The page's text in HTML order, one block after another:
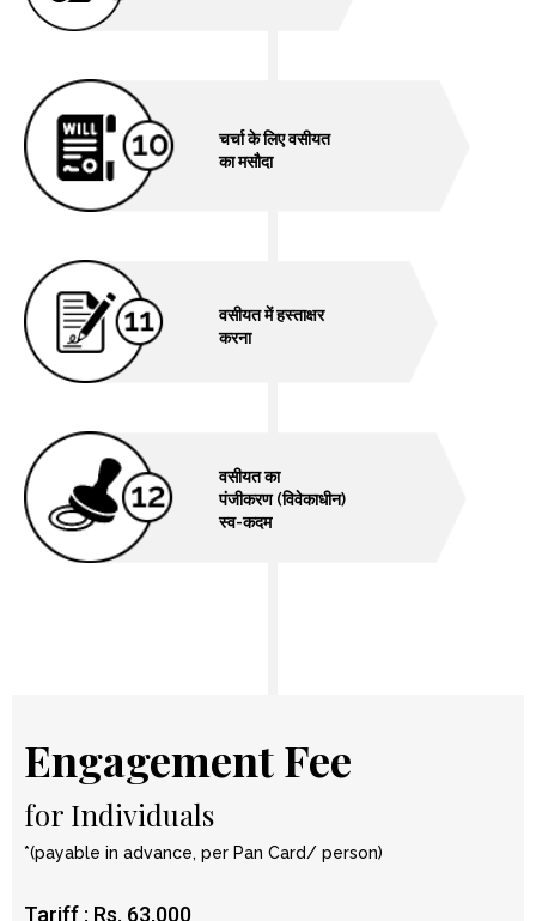
चर्चा के लिए वसीयत
का मसौदा
वसीयत में हस्ताक्षर
करना
वसीयत का
पंजीकरण (विवेकाधीन)
स्‍व-कदम
Engagement Fee
for Individuals
*(payable in advance, per Pan Card/ person)
Tariff : Rs. 63,000